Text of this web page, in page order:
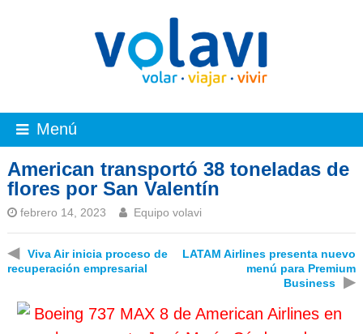
Menú
American transportó 38 toneladas de
flores por San Valentín
febrero 14, 2023 Equipo volavi
◀
Viva Air inicia proceso de
recuperación empresarial
LATAM Airlines presenta nuevo
menú para Premium
Business
▶